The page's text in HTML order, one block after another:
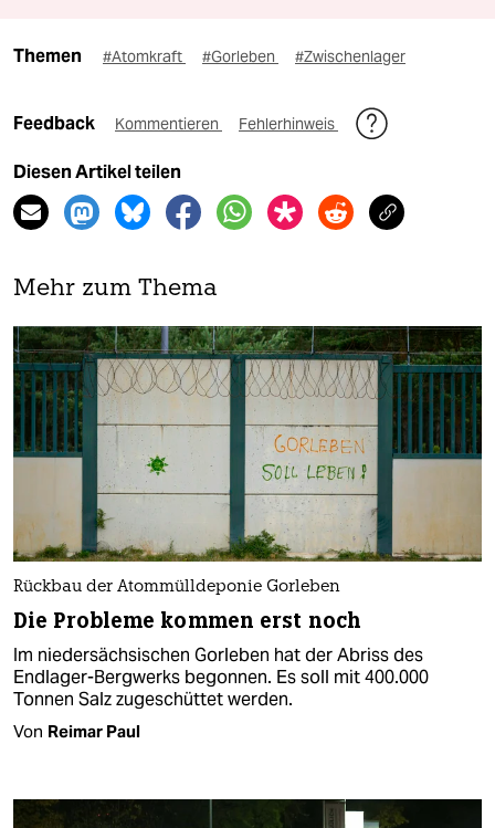
Themen #Atomkraft #Gorleben #Zwischenlager
Feedback Kommentieren Fehlerhinweis
Diesen Artikel teilen
Mehr zum Thema
Rückbau der Atommülldeponie Gorleben
Die Probleme kommen erst noch
Im niedersächsischen Gorleben hat der Abriss des
Endlager-Bergwerks begonnen. Es soll mit 400.000
Tonnen Salz zugeschüttet werden.
Von Reimar Paul